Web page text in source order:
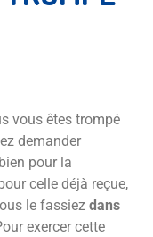
vous êtes trompé
demander
pour la
celle déjà reçue,
le fassiez dans
exercer cette